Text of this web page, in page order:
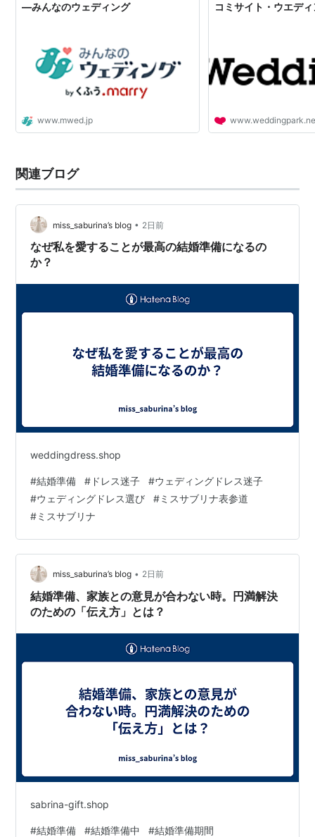
―みんなのウェディング
www.mwed.jp
コミサイト・ウエデ
関連ブログ
miss_saburina’s blog • 2日前
なぜ私を愛することが最高の結婚準備になるの
か？
weddingdress.shop
#結婚準備 # ドレス迷子 #ウェディングドレス迷子
#ウェディングドレス選び #ミスサブリナ表参道
#ミスサブリナ
miss_saburina’s blog • 2日前
結婚準備、家族との意見が合わない時。円満解決
のための「伝え方」とは？
sabrina-gift.shop
#結婚準備 #結婚準備中 #結婚準備期間